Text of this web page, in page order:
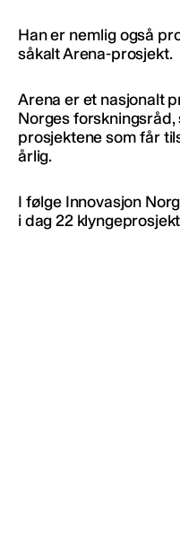
Han er nemlig også
såkalt Arena-prosjekt.
Arena er et nasjonalt
Norges
prosjektene som får
årlig.
I følge Innovasjon
i dag 22